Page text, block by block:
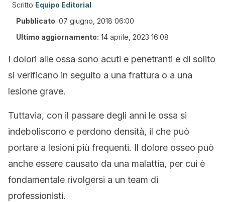
Scritto Equipo Editorial
Pubblicato: 07 giugno, 2018 06:00
Ultimo aggiornamento: 14 aprile, 2023 16:08
I dolori alle ossa sono acuti e penetranti e di solito
si verificano in seguito a una frattura o a una
lesione grave.
Tuttavia, con il passare degli anni le ossa si
indeboliscono e perdono densità, il che può
portare a lesioni più frequenti. Il dolore osseo può
anche essere causato da una malattia, per cui è
fondamentale rivolgersi a un team di
professionisti.